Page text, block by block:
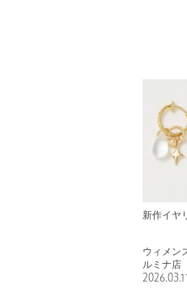
新作イヤ
ウィメン
ルミナ店
2026.03.11